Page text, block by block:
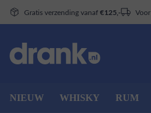
Gratis verzending vanaf €125,- Voor
NIEUW WHISKY RUM